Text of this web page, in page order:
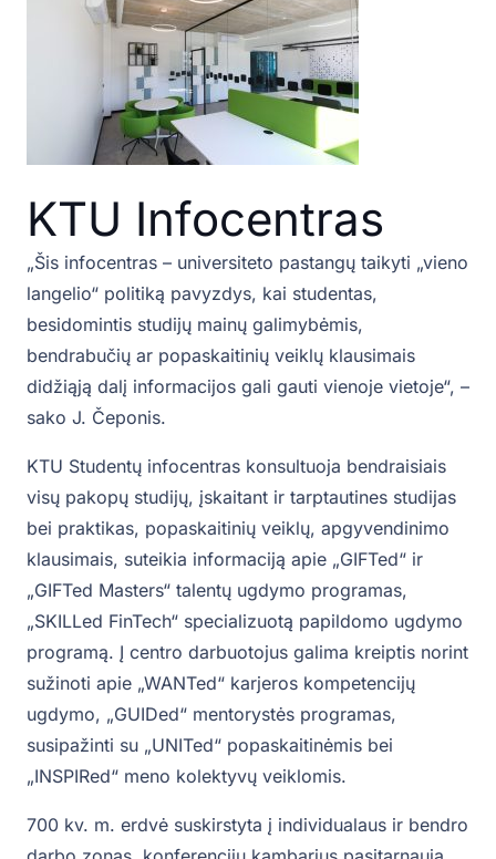
KTU Infocentras
„Šis infocentras – universiteto pastangų taikyti „vieno
langelio“ politiką pavyzdys, kai studentas,
besidomintis studijų mainų galimybėmis,
bendrabučių ar popaskaitinių veiklų klausimais
didžiąją dalį informacijos gali gauti vienoje vietoje“, –
sako J. Čeponis.
KTU Studentų infocentras konsultuoja bendraisiais
visų pakopų studijų, įskaitant ir tarptautines studijas
bei praktikas, popaskaitinių veiklų, apgyvendinimo
klausimais, suteikia informaciją apie „GIFTed“ ir
„GIFTed Masters“ talentų ugdymo programas,
„SKILLed FinTech“ specializuotą papildomo ugdymo
programą. Į centro darbuotojus galima kreiptis norint
sužinoti apie „WANTed“ karjeros kompetencijų
ugdymo, „GUIDed“ mentorystės programas,
susipažinti su „UNITed“ popaskaitinėmis bei
„INSPIRed“ meno kolektyvų veiklomis.
700 kv. m. erdvė suskirstyta į individualaus ir bendro